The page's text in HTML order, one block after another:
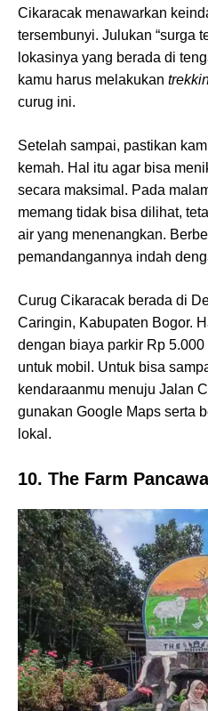
Cikaracak menawarkan
tersembunyi. Julukan “surga
lokasinya yang berada di
kamu harus melakukan
curug ini.
Setelah sampai, pastikan
kemah. Hal itu agar bisa
secara maksimal. Pada
memang tidak bisa dilihat,
air yang menenangkan.
pemandangannya indah
Curug Cikaracak berada di
Caringin, Kabupaten Bogor.
dengan biaya parkir Rp
untuk mobil. Untuk bisa
kendaraanmu menuju Jalan
gunakan Google Maps serta
lokal.
10. The Farm